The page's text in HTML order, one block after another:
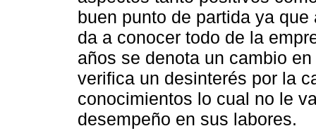
buen punto de partida ya
da a conocer todo de la
años se denota un cambio
verifica un desinterés por la
conocimientos lo cual no le
desempeño en sus labores.